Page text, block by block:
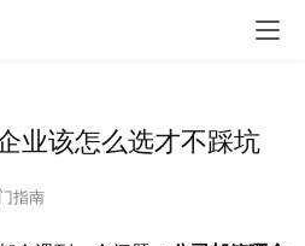
业该怎么选才不踩坑
指南